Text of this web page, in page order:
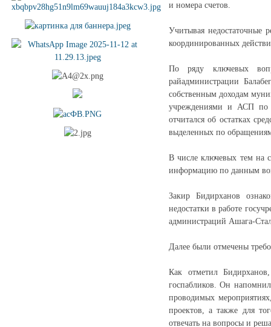
и номера счетов.
Учитывая недостаточные
координированных
По ряду ключевых
райадминистрации
собственным доходам
учреждениями и АСП по
отчитался об остатках
выделенных по
В числе ключевых тем на
информацию по данным
Закир Бидирханов
недостатки в работе
администраций Ашага-
Далее были отмечены
Как отметил
госпабликов. Он
проводимых
проектов, а также для
отвечать на вопросы и